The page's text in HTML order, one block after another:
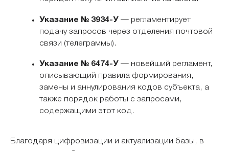
Указание № 3934-У— регламентирует
подачу запросов через отделения почтовой
связи (телеграммы).
Указание № 6474-У — новейший регламент,
описывающий правила формирования,
замены и аннулирования кодов субъекта, а
также порядок работы с запросами,
содержащими этот код.
Благодаря цифровизации и актуализации базы, в